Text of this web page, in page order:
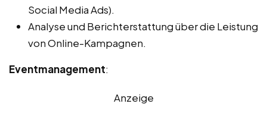
Social Media Ads).
Analyse und Berichterstattung über die Leistung
von Online-Kampagnen.
Eventmanagement:
Anzeige